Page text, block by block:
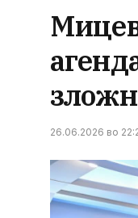
26.06.2026 во